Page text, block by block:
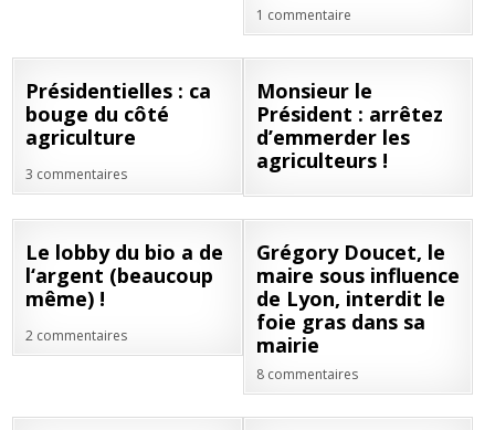
1 commentaire
07
JAN
Présidentielles : ca
bouge du côté
agriculture
3 commentaires
2022
Monsieur le
Président : arrêtez
d’emmerder les
agriculteurs !
23
DÉC
2021
Le lobby du bio a de
l‘argent (beaucoup
même) !
2 commentaires
13
DÉC
2021
Grégory Doucet, le
maire sous influence
de Lyon, interdit le
foie gras dans sa
mairie
8 commentaires